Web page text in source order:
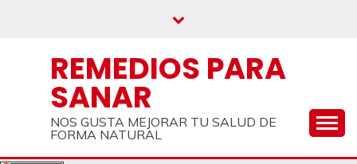
REMEDIOS PARA
SANAR
NOS GUSTA MEJORAR TU SALUD DE
FORMA NATURAL